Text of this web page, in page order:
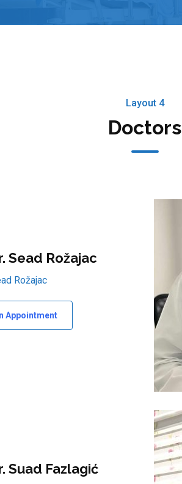
Layout 4
Doctors
Sead Rožajac
Rožajac
Appointment
Suad Fazlagić